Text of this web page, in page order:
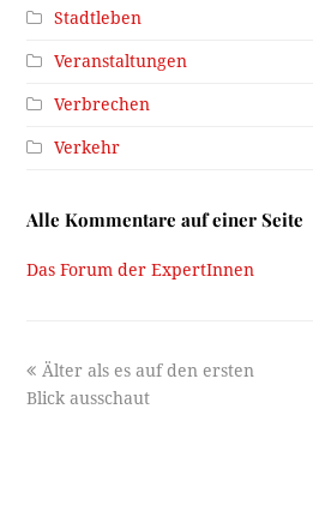
Stadtleben
Veranstaltungen
Verbrechen
Verkehr
Alle Kommentare auf einer Seite
Das Forum der ExpertInnen
previous
post:
Älter als es auf den ersten
Blick ausschaut